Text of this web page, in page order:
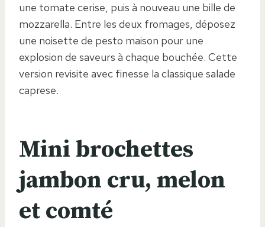
une tomate cerise, puis à nouveau une bille de
mozzarella. Entre les deux fromages, déposez
une noisette de pesto maison pour une
explosion de saveurs à chaque bouchée. Cette
version revisite avec finesse la classique salade
caprese.
Mini brochettes
jambon cru, melon
et comté